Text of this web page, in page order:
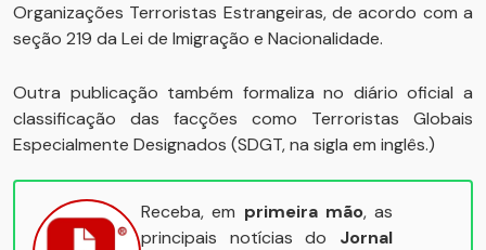
Organizações Terroristas Estrangeiras, de acordo com a
seção 219 da Lei de Imigração e Nacionalidade.
Outra publicação também formaliza no diário oficial a
classificação das facções como Terroristas Globais
Especialmente Designados (SDGT, na sigla em inglês.)
Receba, em primeira mão, as
principais notícias do Jornal